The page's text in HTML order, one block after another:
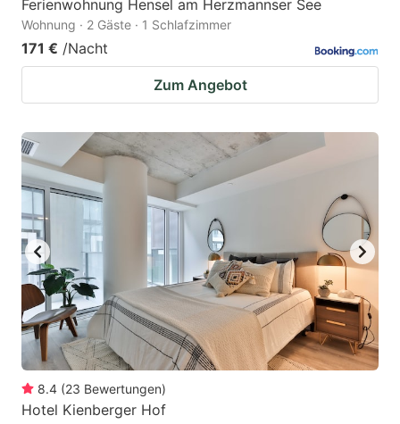
Ferienwohnung Hensel am Herzmannser See
Wohnung · 2 Gäste · 1 Schlafzimmer
171 € /Nacht
Zum Angebot
8.4 (23 Bewertungen)
Hotel Kienberger Hof